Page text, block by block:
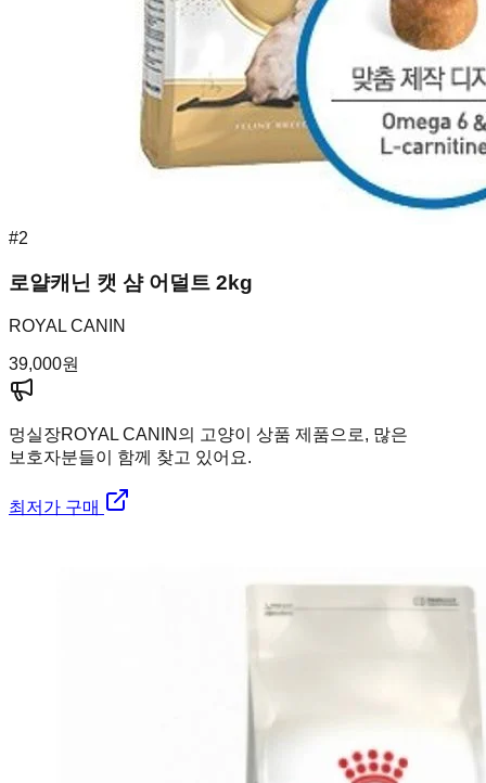
#2
로얄캐닌 캣 샴 어덜트 2kg
ROYAL CANIN
39,000원
멍실장ROYAL CANIN의 고양이 상품 제품으로, 많은
보호자분들이 함께 찾고 있어요.
최저가 구매